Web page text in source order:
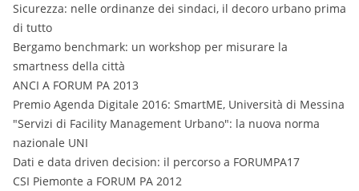
Sicurezza: nelle ordinanze dei sindaci, il decoro urbano prima
di tutto
Bergamo benchmark: un workshop per misurare la
smartness della città
ANCI A FORUM PA 2013
Premio Agenda Digitale 2016: SmartME, Università di Messina
"Servizi di Facility Management Urbano": la nuova norma
nazionale UNI
Dati e data driven decision: il percorso a FORUMPA17
CSI Piemonte a FORUM PA 2012